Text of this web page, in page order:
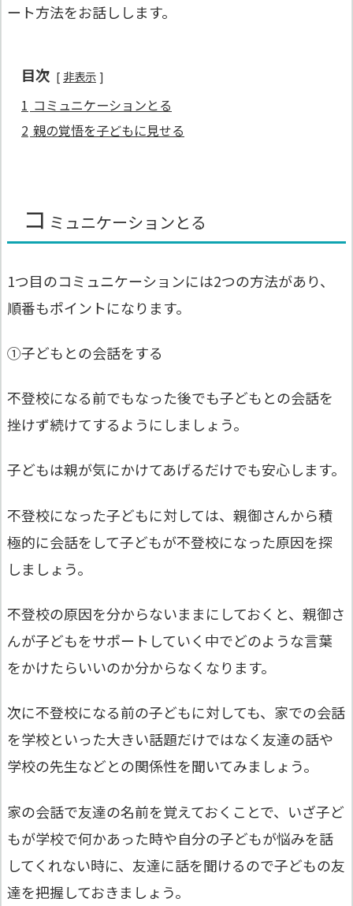
ート方法をお話しします。
目次 非表示
1 コミュニケーションとる
2 親の覚悟を子どもに見せる
コ ミュニケーションとる
1つ目のコミュニケーションには2つの方法があり、
順番もポイントになります。
①子どもとの会話をする
不登校になる前でもなった後でも子どもとの会話を
挫けず続けてするようにしましょう。
子どもは親が気にかけてあげるだけでも安心します。
不登校になった子どもに対しては、親御さんから積
極的に会話をして子どもが不登校になった原因を探
しましょう。
不登校の原因を分からないままにしておくと、親御さ
んが子どもをサポートしていく中でどのような言葉
をかけたらいいのか分からなくなります。
次に不登校になる前の子どもに対しても、家での会話
を学校といった大きい話題だけではなく友達の話や
学校の先生などとの関係性を聞いてみましょう。
家の会話で友達の名前を覚えておくことで、いざ子ど
もが学校で何かあった時や自分の子どもが悩みを話
してくれない時に、友達に話を聞けるので子どもの友
達を把握しておきましょう。